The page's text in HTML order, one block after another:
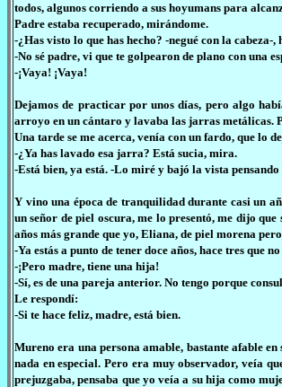
todos, algunos corriendo a sus hoyumans para
Padre estaba recuperado, mirándome.
-¿Has visto lo que has hecho? -negué con la
-No sé padre, vi que te golpearon de plano con una
-¡Vaya! ¡Vaya!
Dejamos de practicar por unos días, pero algo
arroyo en un cántaro y lavaba las jarras metálicas.
Una tarde se me acerca, venía con un fardo, que lo
-¿Ya has lavado esa jarra? Está sucia, mira.
-Está bien, ya está. -Lo miré y bajó la vista
Y vino una época de tranquilidad durante casi un
un señor de piel oscura, me lo presentó, me dijo
años más grande que yo, Eliana, de piel morena
-Ya estás a punto de tener doce años, hace tres que
-¡Pero madre, tiene una hija!
-Sí, es de una pareja anterior. No tengo porque
Le respondí:
-Si te hace feliz, madre, está bien.
Mureno era una persona amable, bastante afable
nada en especial. Pero era muy observador, veía
prejuzgaba, pensaba que yo veía a su hija como